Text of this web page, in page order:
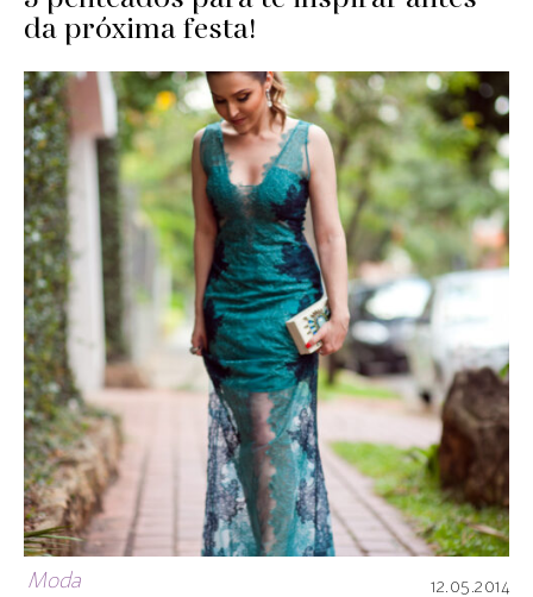
da próxima festa!
Moda 12.05.2014